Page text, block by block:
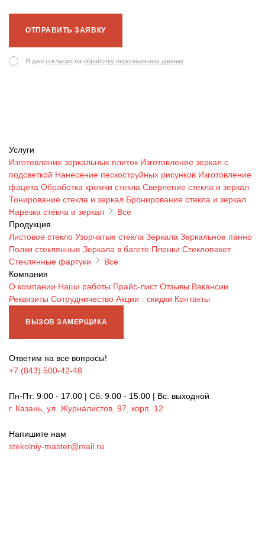
ОТПРАВИТЬ ЗАЯВКУ
Я даю согласие на обработку персональных данных
Услуги
Изготовление зеркальных плиток Изготовление зеркал с
подсветкой Нанесение пескоструйных рисунков Изготовление
фацета Обработка кромки стекла Сверление стекла и зеркал
Тонирование стекла и зеркал Бронирование стекла и зеркал
Нарезка стекла и зеркал
Все
Продукция
Листовое стекло Узорчатые стекла Зеркала Зеркальное панно
Полки стеклянные Зеркала в багете Пленки Стеклопакет
Стеклянные фартуки
Все
Компания
О компании Наши работы Прайс-лист Отзывы Вакансии
Реквизиты Сотрудничество Акции · скидки Контакты
ВЫЗОВ ЗАМЕРЩИКА
Ответим на все вопросы!
+7 (843) 500-42-48
Пн-Пт: 9:00 - 17:00 | Сб: 9:00 - 15:00 | Вс: выходной
г. Казань, ул. Журналистов, 97, корп. 12
Напишите нам
stekolniy-master@mail.ru